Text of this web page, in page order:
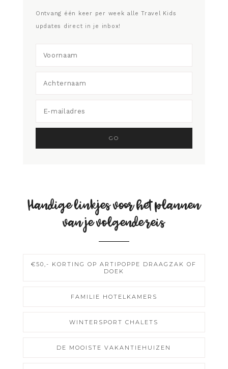
Ontvang één keer per week alle Travel Kids
updates direct in je inbox!
Handige linkjes voor het plannen
van je volgende reis
€50,- KORTING OP ARTIPOPPE DRAAGZAK OF
DOEK
FAMILIE HOTELKAMERS
WINTERSPORT CHALETS
DE MOOISTE VAKANTIEHUIZEN